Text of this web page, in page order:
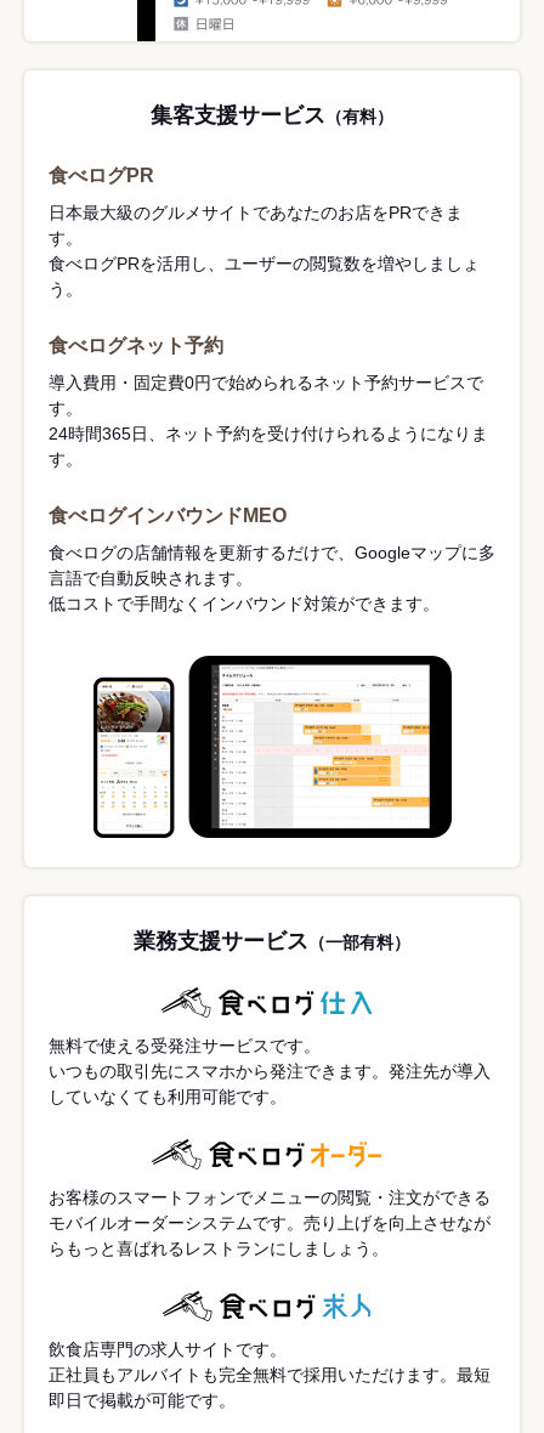
集客支援サービス （有料）
食べログPR
日本最大級のグルメサイトであなたのお店をPRできま
す。
食べログPRを活用し、ユーザーの閲覧数を増やしましょ
う。
食べログネット予約
導入費用・固定費0円で始められるネット予約サービスで
す。
24時間365日、ネット予約を受け付けられるようになりま
す。
食べログインバウンドMEO
食べログの店舗情報を更新するだけで、Googleマップに多
言語で自動反映されます。
低コストで手間なくインバウンド対策ができます。
業務支援サービス （一部有料）
無料で使える受発注サービスです。
いつもの取引先にスマホから発注できます。発注先が導入
していなくても利用可能です。
お客様のスマートフォンでメニューの閲覧・注文ができる
モバイルオーダーシステムです。売り上げを向上させなが
らもっと喜ばれるレストランにしましょう。
飲食店専門の求人サイトです。
正社員もアルバイトも完全無料で採用いただけます。最短
即日で掲載が可能です。